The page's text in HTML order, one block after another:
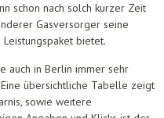
schon nach solch kurzer Zeit
Gasversorger seine
bietet.
auch in Berlin immer sehr
übersichtliche Tabelle zeigt
sowie weitere